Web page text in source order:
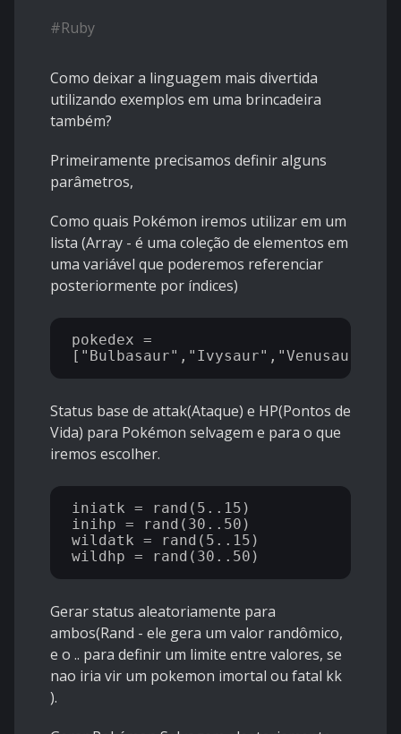
#Ruby
Como deixar a linguagem mais divertida
utilizando exemplos em uma brincadeira
também?
Primeiramente precisamos definir alguns
parâmetros,
Como quais Pokémon iremos utilizar em um
lista (Array - é uma coleção de elementos em
uma variável que poderemos referenciar
posteriormente por índices)
pokedex =
Status base de attak(Ataque) e HP(Pontos de
Vida) para Pokémon selvagem e para o que
iremos escolher.
iniatk = rand(5..15)
inihp = rand(30..50)
wildatk = rand(5..15)
Gerar status aleatoriamente para
ambos(Rand - ele gera um valor randômico,
e o .. para definir um limite entre valores, se
nao iria vir um pokemon imortal ou fatal kk
).